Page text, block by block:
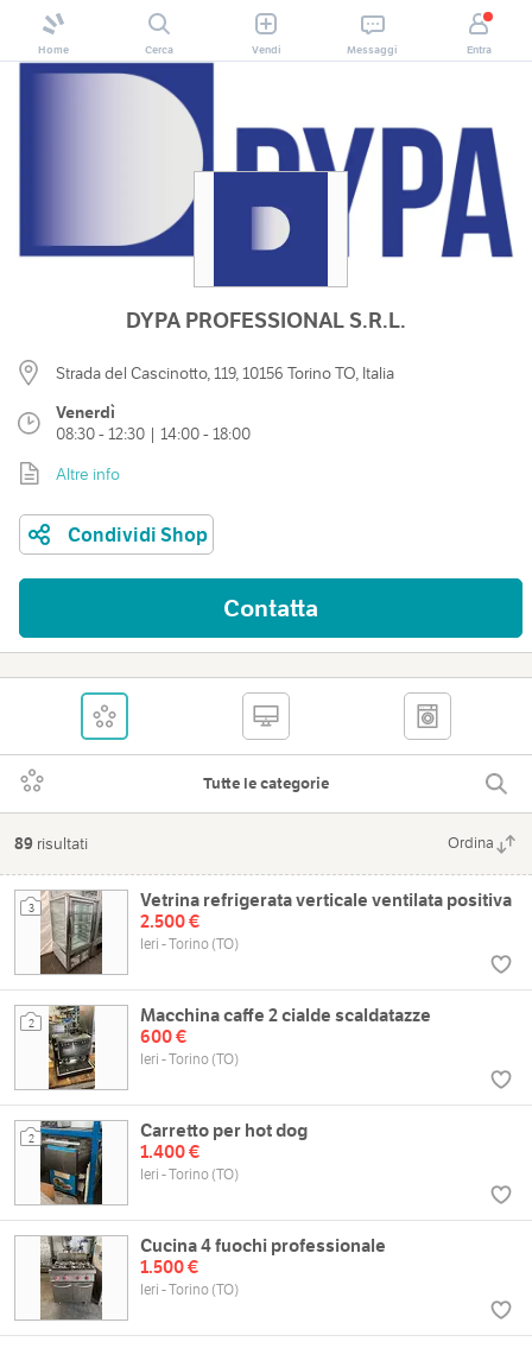
Home Cerca Vendi Messaggi Entra
DYPA PROFESSIONAL S.R.L.
Strada del Cascinotto, 119, 10156 Torino TO, Italia
Venerdì
08:30 - 12:30 | 14:00 - 18:00
Altre info
Condividi Shop
Contatta
Tutte le categorie
89 risultati Ordina
3
Vetrina refrigerata verticale ventilata positiva
2.500 €
Ieri - Torino (TO)
2
Macchina caffe 2 cialde scaldatazze
600 €
Ieri - Torino (TO)
2
Carretto per hot dog
1.400 €
Ieri - Torino (TO)
Cucina 4 fuochi professionale
1.500 €
Ieri - Torino (TO)